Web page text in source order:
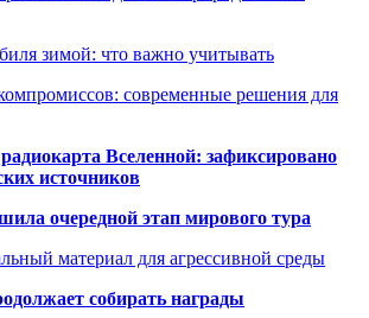
зимой: что важно учитывать
современные решения для
Вселенной: зафиксировано
источников
очередной этап мирового тура
материал для агрессивной среды
собирать награды